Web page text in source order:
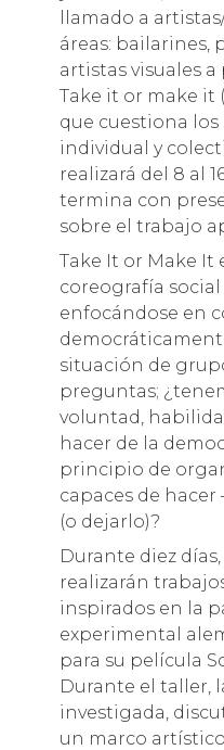
llamado a
áreas: bailarines,
artistas visuales
Take it or make it
que cuestiona los
individual y
realizará del 8 al
termina con
sobre el trabajo
Take It or Make It
coreografía social
enfocándose en
situación de
preguntas;
voluntad,
hacer de la
principio de
capaces de
(o dejarlo)?
Durante diez
realizarán
inspirados en la
experimental
para su película
Durante el taller,
investigada,
un marco